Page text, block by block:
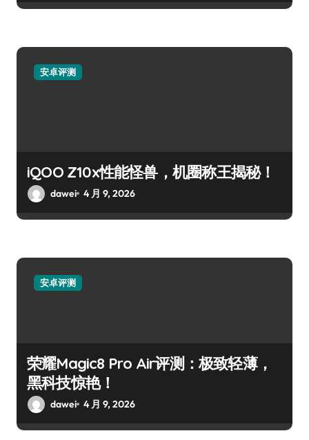
安卓评测
iQOO Z10x性能怪兽，机圈称王揭秘！
dawei 4 月 9, 2026
安卓评测
荣耀Magic8 Pro Air评测：极致轻薄，
黑科技惊艳！
dawei 4 月 9, 2026